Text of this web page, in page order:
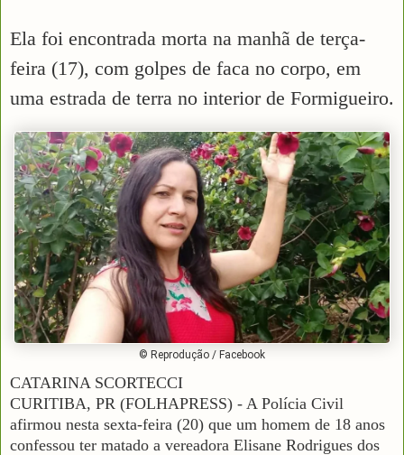
Ela foi encontrada morta na manhã de terça-
feira (17), com golpes de faca no corpo, em
uma estrada de terra no interior de Formigueiro.
© Reprodução / Facebook
CATARINA SCORTECCI
CURITIBA, PR (FOLHAPRESS) - A Polícia Civil
afirmou nesta sexta-feira (20) que um homem de 18 anos
confessou ter matado a vereadora Elisane Rodrigues dos